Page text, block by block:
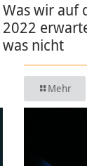
Was wir auf
2022
was nicht
Mehr